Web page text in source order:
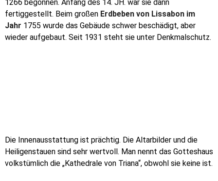
1266 begonnen. Anfang des 14. JH. war sie dann
fertiggestellt. Beim großen Erdbeben von Lissabon im
Jahr 1755 wurde das Gebäude schwer beschädigt, aber
wieder aufgebaut. Seit 1931 steht sie unter Denkmalschutz.
Die Innenausstattung ist prächtig. Die Altarbilder und die
Heiligenstauen sind sehr wertvoll. Man nennt das Gotteshaus
volkstümlich die „Kathedrale von Triana“, obwohl sie keine ist.